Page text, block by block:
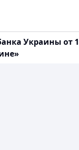
Украины от